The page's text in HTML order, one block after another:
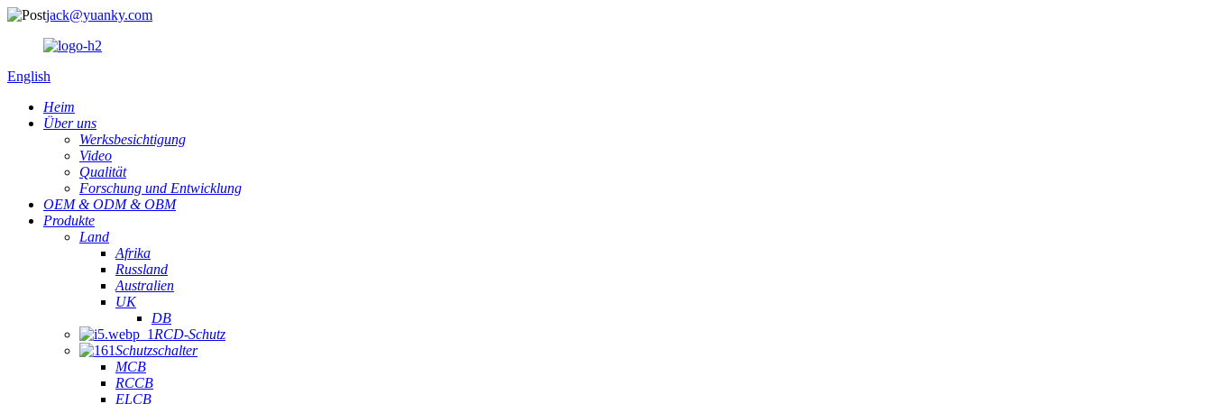
jack@yuanky.com
English
Heim
Über uns
Werksbesichtigung
Video
Qualität
Forschung und Entwicklung
OEM & ODM & OBM
Produkte
Land
Afrika
Russland
Australien
UK
DB
RCD-Schutz
Schutzschalter
MCB
RCCB
ELCB